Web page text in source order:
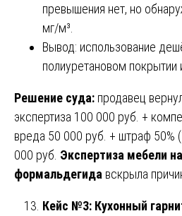
превышения нет, но
мг/м³.
Вывод: использование
полиуретановом покрытии
Решение суда: продавец
экспертиза 100 000 руб. +
вреда 50 000 руб. + штраф 50%
000 руб. Экспертиза мебели
формальдегида вскрыла
Кейс №3: Кухонный